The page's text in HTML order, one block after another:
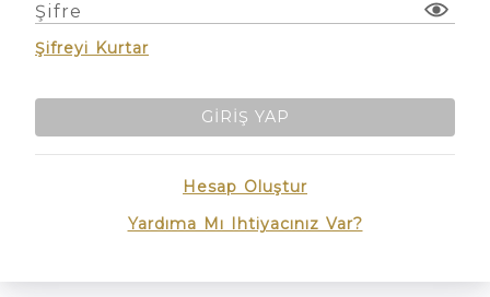
Şifre
Şifreyi Kurtar
GIRIŞ YAP
Hesap Oluştur
Yardıma Mı Ihtiyacınız Var?